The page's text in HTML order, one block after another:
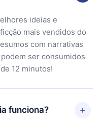
ideias e
mais vendidos do
com narrativas
ser consumidos
12 minutos!
funciona?